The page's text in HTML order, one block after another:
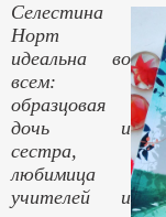
Селестина
Норт
идеальна во
всем:
образцовая
дочь и
сестра,
любимица
учителей и